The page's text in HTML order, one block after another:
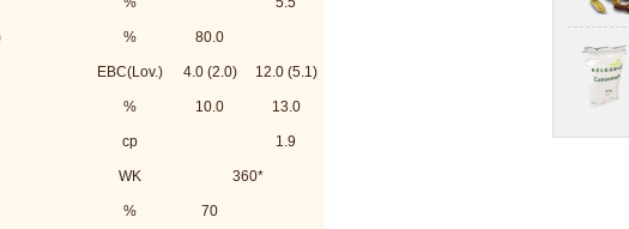
% 80.0
EBC(Lov.) 4.0 (2.0) 12.0 (5.1)
% 10.0 13.0
cp 1.9
WK 360*
% 70